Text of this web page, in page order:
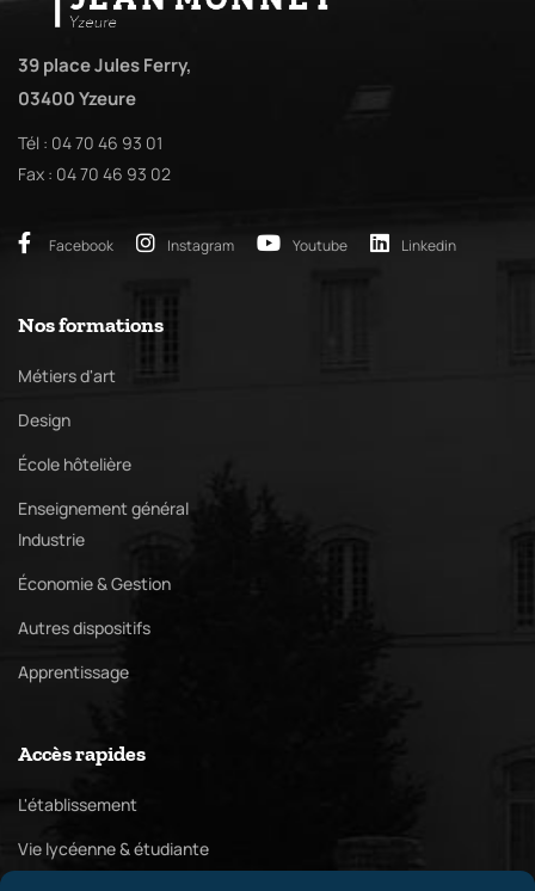
39 place Jules Ferry,
03400 Yzeure
Tél : 04 70 46 93 01
Fax : 04 70 46 93 02
Facebook Instagram Youtube Linkedin
Nos formations
Métiers d'art
Design
École hôtelière
Enseignement général
Industrie
Économie & Gestion
Autres dispositifs
Apprentissage
Accès rapides
L'établissement
Vie lycéenne & étudiante